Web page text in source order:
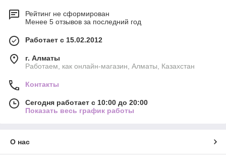
Рейтинг не сформирован
Менее 5 отзывов за последний год
Работает с 15.02.2012
г. Алматы
Работаем, как онлайн-магазин, Алматы, Казахстан
Контакты
Сегодня работает с 10:00 до 20:00
Показать весь график работы
О нас